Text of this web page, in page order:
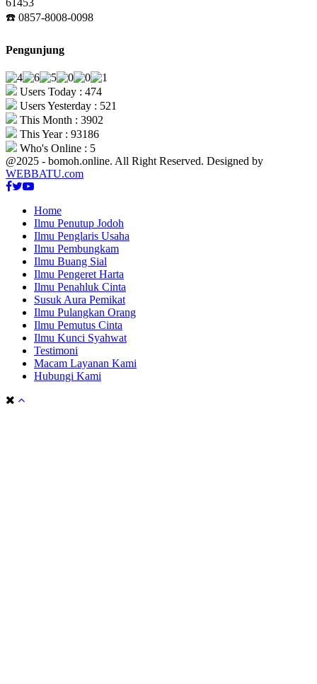
61453
☎️ 0857-8008-0098
Pengunjung
Users Today : 474
Users Yesterday : 521
This Month : 3902
This Year : 93186
Who's Online : 5
@2025 - bomoh.online. All Right Reserved. Designed by
WEBBATU.com
Facebook
Twitter
Youtube
Home
Ilmu Penutup Jodoh
Ilmu Penglaris Usaha
Ilmu Pembungkam
Ilmu Buang Sial
Ilmu Pengeret Harta
Ilmu Penahluk Cinta
Susuk Aura Pemikat
Ilmu Pulangkan Orang
Ilmu Pemutus Cinta
Ilmu Kunci Syahwat
Testimoni
Macam Layanan Kami
Hubungi Kami